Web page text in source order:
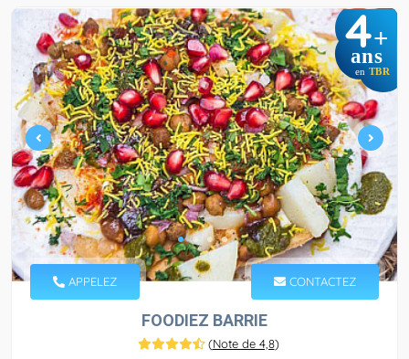
4+
ans
en TBR
APPELEZ CONTACTEZ
FOODIEZ BARRIE
(Note de 4,8)